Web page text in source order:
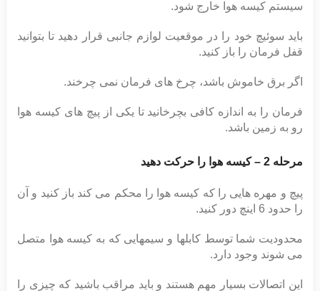
سیستم کیسه هوا خارج شود.
باید سوئیچ خود را در موقعیت لوازم جانبی قرار دهید تا بتوانید
قفل فرمان را باز کنید.
اگر برق خاموش باشد، چرخ های فرمان نمی چرخند.
فرمان را به اندازه کافی بچرخانید تا یکی از پیچ های کیسه هوا
رو به زمین باشد.
مرحله 2 – کیسه هوا را حرکت دهید
پیچ و مهره هایی را که کیسه هوا را محکم می کند باز کنید و آن
را حدود 6 اینچ دور کنید.
محدودیت شما توسط کابلها و سیمهایی که به کیسه هوا متصل
می شوند وجود دارد.
این اتصالات بسیار مهم هستند و باید مراقب باشید که چیزی را